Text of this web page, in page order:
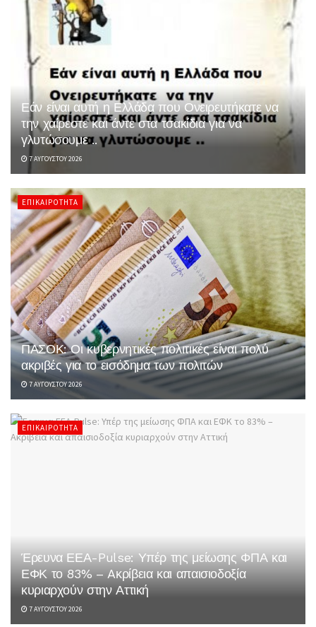
Εάν είναι αυτή η Ελλάδα που Ονειρευτήκατε να
την χαίρεστε και άντε στα τσακίδια για να
γλυτώσουμε ..
7 ΑΥΓΟΎΣΤΟΥ 2026
ΕΠΙΚΑΙΡΌΤΗΤΑ
ΠΑΣΟΚ: Οι κυβερνητικές πολιτικές είναι πολύ
ακριβές για το εισόδημα των πολιτών
7 ΑΥΓΟΎΣΤΟΥ 2026
ΕΠΙΚΑΙΡΌΤΗΤΑ
Έρευνα ΕΕΑ-Pulse: Υπέρ της μείωσης ΦΠΑ και
ΕΦΚ το 83% – Aκρίβεια και απαισιοδοξία
κυριαρχούν στην Αττική
7 ΑΥΓΟΎΣΤΟΥ 2026